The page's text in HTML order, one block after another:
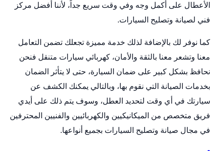
الأعطال على أكمل وجه وفي وقت سريع جداً، لأننا أفضل مركز
فني لصيانة وتصليح السيارات.
كما نوفر لك بالإضافة لذلك خدمة مميزة تجعلك تضمن التعامل
معنا وتشعر معنا بالثقة والأمان، كهربائي سيارات متنقل فنحن
نحافظ بشكل كبير على ضمان السيارة، حتى لا يتأثر الضمان
بخدمات الصيانة التي نقوم بها، وبالتالي يمكنك الكشف عن
سيارتك في أي وقت لتحديد العطل، وسوف يتم ذلك على أيدي
فريق متخصص من الميكانيكيين والكهربائيين والفنيين المحترفين
في مجال صيانة وتصليح السيارات بجميع أنواعها.